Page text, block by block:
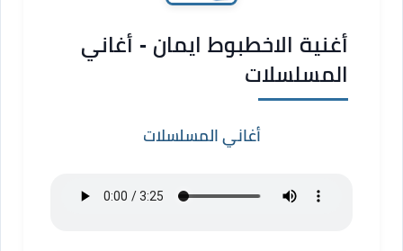
أغنية الاخطبوط ايمان - أغاني
المسلسلات
أغاني المسلسلات